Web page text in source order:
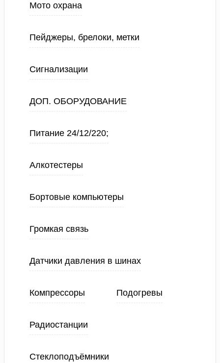
Мото охрана
Пейджеры, брелоки, метки
Сигнализации
ДОП. ОБОРУДОВАНИЕ
Питание 24/12/220;
Алкотестеры
Бортовые компьютеры
Громкая связь
Датчики давления в шинах
Компрессоры Подогревы
Радиостанции
Стеклоподъёмники